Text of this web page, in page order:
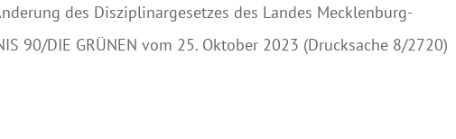
des Disziplinargesetzes des Landes Mecklenburg-
90/DIE GRÜNEN vom 25. Oktober 2023 (Drucksache 8/2720)